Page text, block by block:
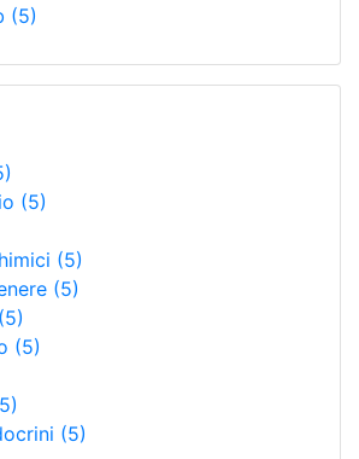
(5)
(5)
(5)
(5)
(5)
(5)
(5)